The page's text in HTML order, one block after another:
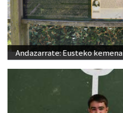
Andazarrate: Eusteko kemena